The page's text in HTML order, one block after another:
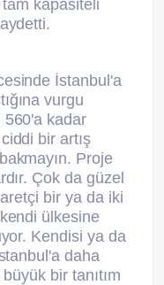
kapasiteli
İstanbul'a
vurgu
560'a kadar
bir artış
Proje
Çok da güzel
bir ya da iki
ülkesine
Kendisi ya da
daha
bir tanıtım